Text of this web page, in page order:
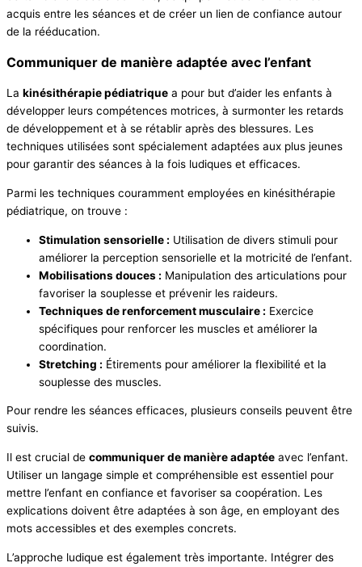
acquis entre les séances et de créer un lien de confiance autour
de la rééducation.
Communiquer de manière adaptée avec l’enfant
La kinésithérapie pédiatrique a pour but d’aider les enfants à
développer leurs compétences motrices, à surmonter les retards
de développement et à se rétablir après des blessures. Les
techniques utilisées sont spécialement adaptées aux plus jeunes
pour garantir des séances à la fois ludiques et efficaces.
Parmi les techniques couramment employées en kinésithérapie
pédiatrique, on trouve :
Stimulation sensorielle : Utilisation de divers stimuli pour
améliorer la perception sensorielle et la motricité de l’enfant.
Mobilisations douces : Manipulation des articulations pour
favoriser la souplesse et prévenir les raideurs.
Techniques de renforcement musculaire : Exercice
spécifiques pour renforcer les muscles et améliorer la
coordination.
Stretching : Étirements pour améliorer la flexibilité et la
souplesse des muscles.
Pour rendre les séances efficaces, plusieurs conseils peuvent être
suivis.
Il est crucial de communiquer de manière adaptée avec l’enfant.
Utiliser un langage simple et compréhensible est essentiel pour
mettre l’enfant en confiance et favoriser sa coopération. Les
explications doivent être adaptées à son âge, en employant des
mots accessibles et des exemples concrets.
L’approche ludique est également très importante. Intégrer des